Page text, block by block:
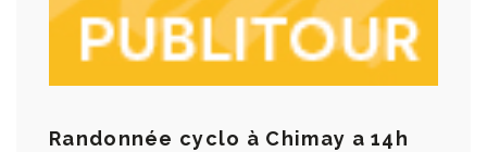
Randonnée cyclo à Chimay a 14h